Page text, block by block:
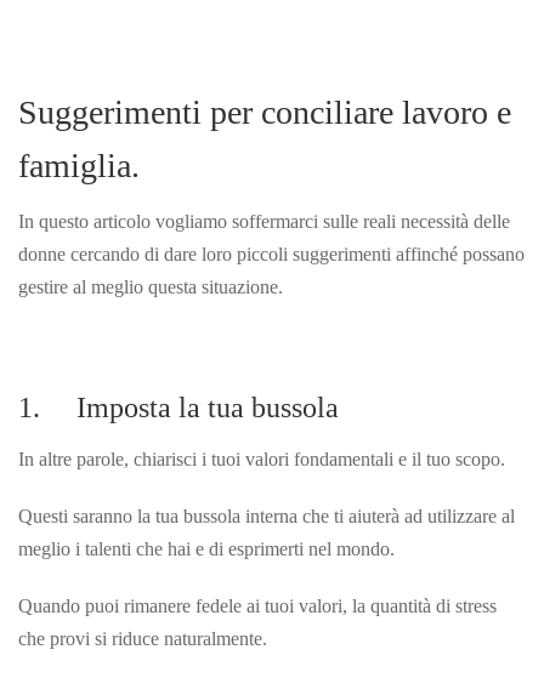
Suggerimenti per conciliare lavoro e
famiglia.
In questo articolo vogliamo soffermarci sulle reali necessità delle
donne cercando di dare loro piccoli suggerimenti affinché possano
gestire al meglio questa situazione.
1. Imposta la tua bussola
In altre parole, chiarisci i tuoi valori fondamentali e il tuo scopo.
Questi saranno la tua bussola interna che ti aiuterà ad utilizzare al
meglio i talenti che hai e di esprimerti nel mondo.
Quando puoi rimanere fedele ai tuoi valori, la quantità di stress
che provi si riduce naturalmente.